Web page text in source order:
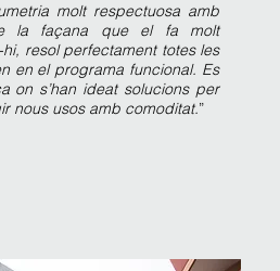
molt respectuosa amb
la façana que el fa molt
resol perfectament totes les
en el programa funcional. Es
on s’han ideat solucions per
nous usos amb comoditat.”